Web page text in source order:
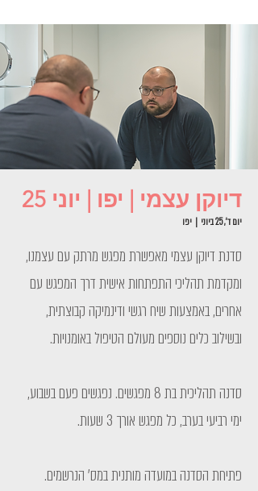
דיוקן עצמי | יפו | יוני 25
יום ד׳, 25 ביוני
  |
יפו
סדנת דיוקן עצמי מאפשרת מפגש מרתק עם עצמנו,
ומקדמת תהליכי התפתחות אישית דרך המפגש עם
אחרים, באמצעות שיח רגשי ודינמיקה קבוצתית,
סדנה תהליכית בת 8 מפגשים. נפגשים פעם בשבוע,
פתיחת הסדנה במועדה מותנית במס' הנרשמים.